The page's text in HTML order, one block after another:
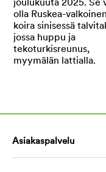
Asiakaspalvelu